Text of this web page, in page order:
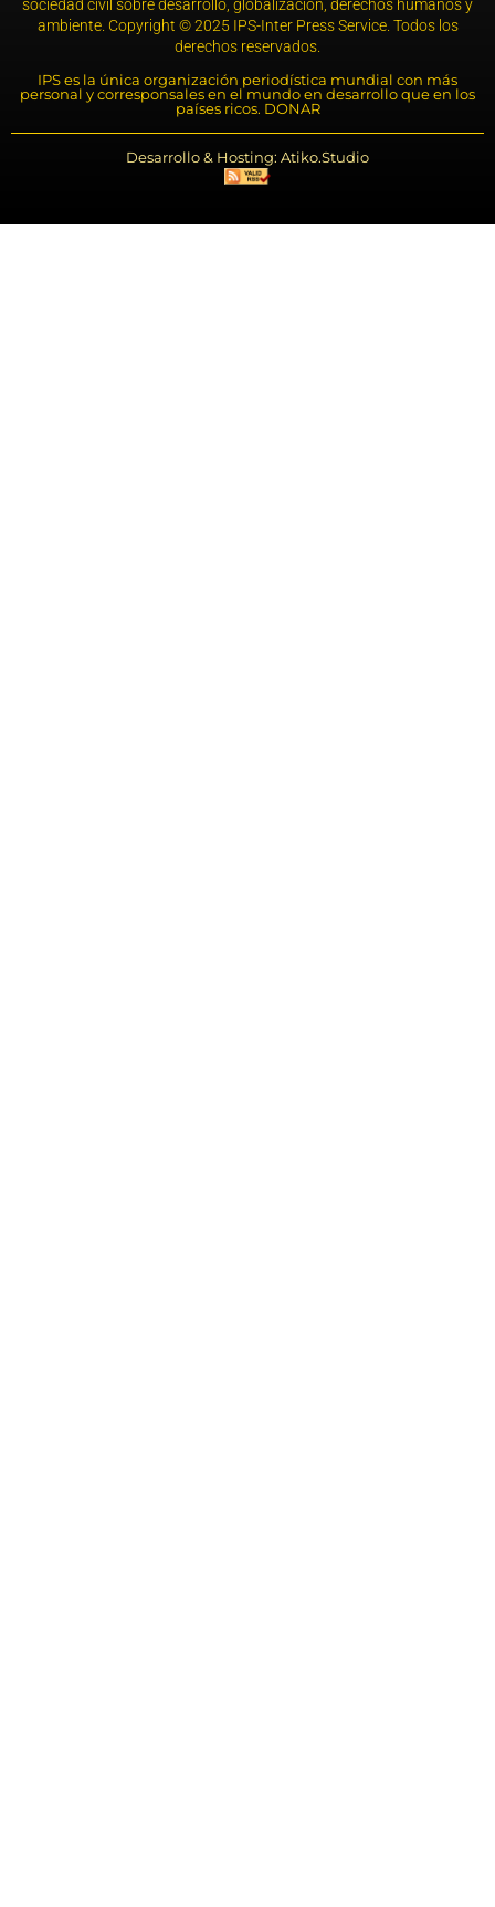
sociedad civil sobre desarrollo, globalización, derechos humanos y
ambiente. Copyright © 2025 IPS-Inter Press Service. Todos los
derechos reservados.
IPS es la única organización periodística mundial con más
personal y corresponsales en el mundo en desarrollo que en los
países ricos. DONAR
Desarrollo & Hosting: Atiko.Studio